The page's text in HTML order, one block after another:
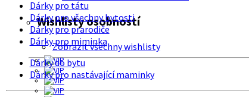
Wishlisty osobností
Zobrazit všechny wishlisty
Dárky pro tátu
Dárky pro všechny bytosti
Dárky pro prarodiče
Dárky pro miminka
Dárky do bytu
Dárky pro nastávající maminky